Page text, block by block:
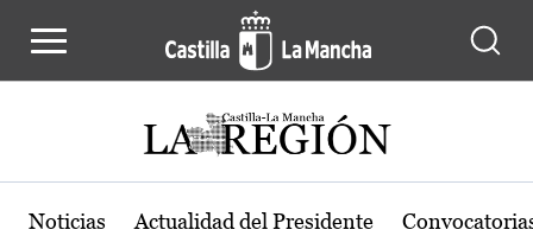
Actualidad de la región de Castilla-
Noticias Actualidad del Presidente